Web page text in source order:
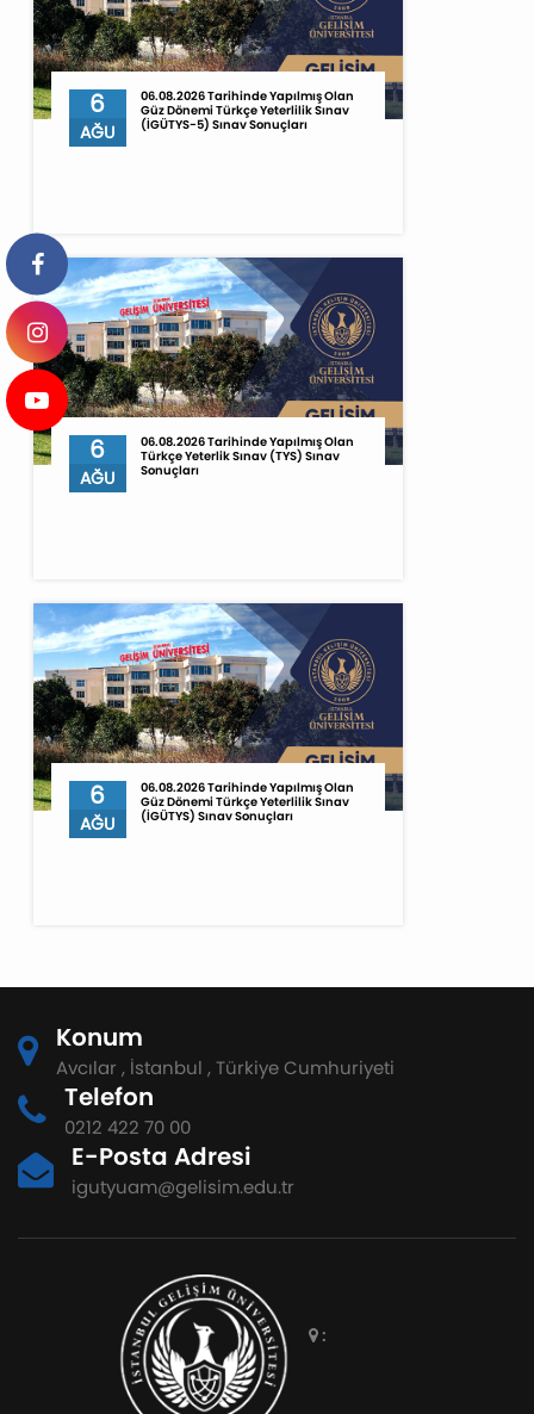
6
AĞU
06.08.2026 Tarihinde Yapılmış Olan
Güz Dönemi Türkçe Yeterlilik Sınav
(İGÜTYS-5) Sınav Sonuçları
6
AĞU
06.08.2026 Tarihinde Yapılmış Olan
Türkçe Yeterlik Sınav (TYS) Sınav
Sonuçları
6
AĞU
06.08.2026 Tarihinde Yapılmış Olan
Güz Dönemi Türkçe Yeterlilik Sınav
(İGÜTYS) Sınav Sonuçları
Konum
Avcılar , İstanbul , Türkiye Cumhuriyeti
Telefon
0212 422 70 00
E-Posta Adresi
igutyuam@gelisim.edu.tr
: